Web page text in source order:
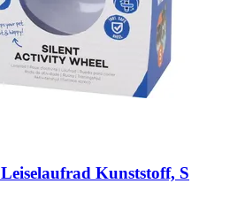
Leiselaufrad Kunststoff, S